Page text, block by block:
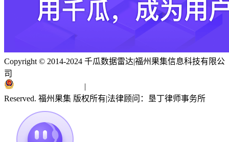
Copyright © 2014-2024 千瓜数据雷达|福州果集信息科技有限公
司
|
Reserved. 福州果集 版权所有|法律顾问：垦丁律师事务所